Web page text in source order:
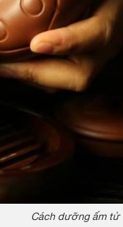
Cách dưỡng ấm tử